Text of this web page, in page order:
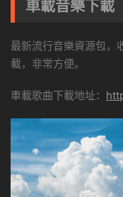
車載音樂下載
最新流行音樂資源包，
載，非常方便。
車載歌曲下載地址：